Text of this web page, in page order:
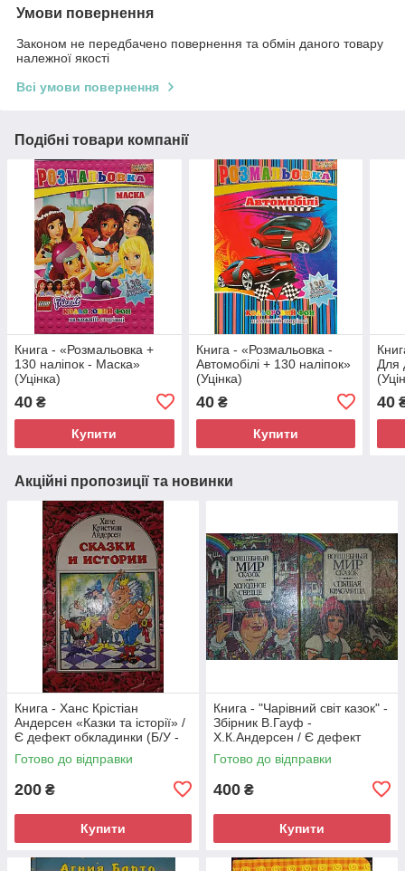
Умови повернення
Законом не передбачено повернення та обмін даного товару
належної якості
Всі умови повернення
Подібні товари компанії
Книга - «Розмальовка +
130 наліпок - Маска»
(Уцінка)
40 ₴
Купити
Книга - «Розмальовка -
Автомобілі + 130 наліпок»
(Уцінка)
40₴
Купити
Для
40
Акційні пропозиції та новинки
Книга - Ханс Крістіан
Андерсен «Казки та історії» /
Є дефект обкладинки (Б/У -
УЦІНКА)
Готово до відправки
200 ₴
Купити
Книга - "Чарівний світ казок" -
Збірник В.Гауф -
Х.К.Андерсен / Є дефект
обкладинки (Б/У - УЦІНКА)
Готово до відправки
400 ₴
Купити